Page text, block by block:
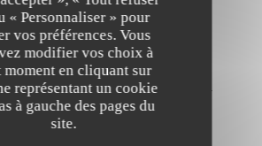
« Personnaliser » pour
vos préférences. Vous
modifier vos choix à
moment en cliquant sur
représentant un cookie
à gauche des pages du
site.
FRITES
SALADE, OIGNONS ROUGES ET
DE GRAINES